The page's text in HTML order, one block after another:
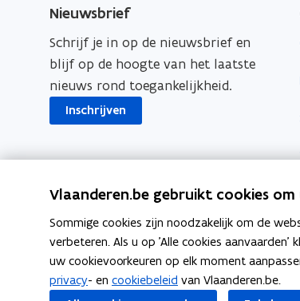
k
o
p
t
n
n
i
e
u
n
o
p
t
n
n
i
e
u
l
i
a
r
k
l
e
m
Nieuwsbrief
Schrijf je in op de nieuwsbrief en
blijf op de hoogte van het laatste
nieuws rond toegankelijkheid.
Inschrijven
Volg Inter op
Facebook
opent in nieuw vensterInstagram
opent in nieuw venster
opent
Vlaanderen.be gebruikt cookies
Sommige cookies zijn noodzakelijk om de
verbeteren. Als u op 'Alle cookies aanvaarden'
uw cookievoorkeuren op elk moment
privacy- en cookiebeleid van Vlaanderen.be.